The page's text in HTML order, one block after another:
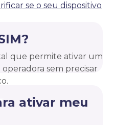
se o seu dispositivo
que permite ativar um
sem precisar
ativar meu